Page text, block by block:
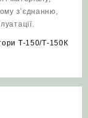
з’єднанню,
Т-150/Т-150К